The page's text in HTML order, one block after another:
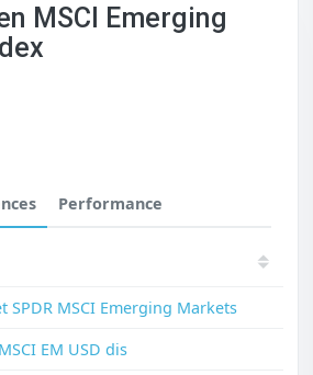
MSCI Emerging
Performance
SPDR MSCI Emerging Markets
EM USD dis